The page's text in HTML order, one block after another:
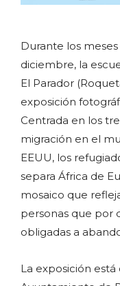
Durante los
diciembre, la
El Parador
exposición
Centrada en los
migración en el
EEUU, los
separa África de
mosaico que
personas que por
obligadas a
La exposición